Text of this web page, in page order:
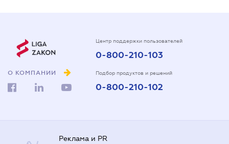
О КОМПАНИИ
Центр поддержки пользователей
0-800-210-103
Подбор продуктов и решений
0-800-210-102
Реклама и PR